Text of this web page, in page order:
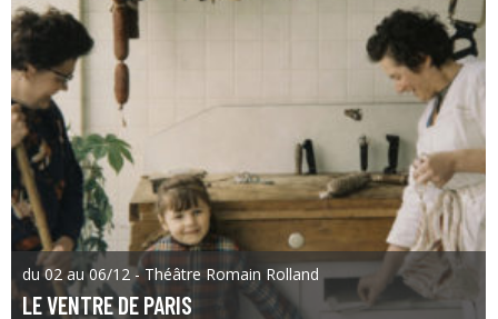
du 02 au 06/12 - Théâtre Romain Rolland
LE VENTRE DE PARIS